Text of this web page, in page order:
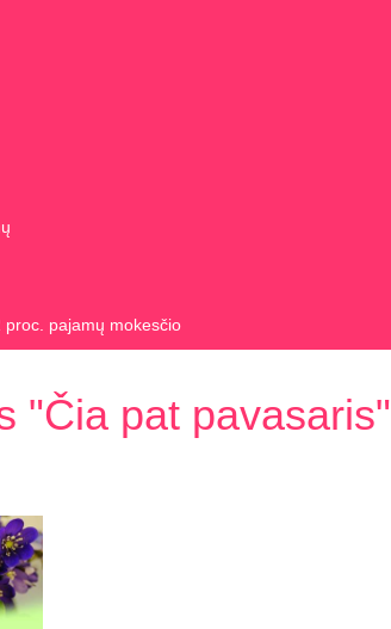
pajamų mokesčio
"Čia pat pavasaris"